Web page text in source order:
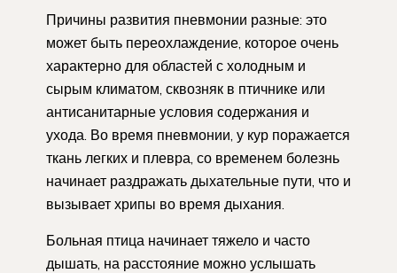
Причины развития пневмонии разные: это
может быть переохлаждение, которое очень
характерно для областей с холодным и
сырым климатом, сквозняк в птичнике или
антисанитарные условия содержания и
ухода. Во время пневмонии, у кур поражается
ткань легких и плевра, со временем болезнь
начинает раздражать дыхательные пути, что и
вызывает хрипы во время дыхания.
Больная птица начинает тяжело и часто
дышать, на расстояние можно услышать